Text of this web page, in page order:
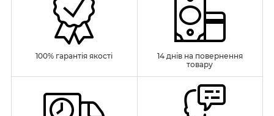
100% гарантія якості
14 днів на повернення
товару